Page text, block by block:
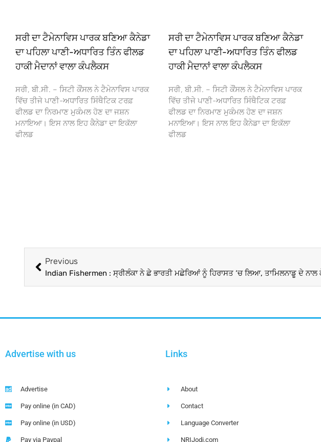
ਸਰੀ ਦਾ ਟੈਮੇਨਾਵਿਸ ਪਾਰਕ ਬਣਿਆ ਕੈਨੇਡਾ
ਦਾ ਪਹਿਲਾ ਪਾਣੀ-ਅਧਾਰਿਤ ਤਿੰਨ ਫੀਲਡ
ਹਾਕੀ ਮੈਦਾਨਾਂ ਵਾਲਾ ਕੰਪਲੈਕਸ
ਸਰੀ, ਬੀ.ਸੀ. – ਸਿਟੀ ਕੌਂਸਲ ਨੇ ਟੈਮੇਨਾਵਿਸ ਪਾਰਕ
ਵਿੱਚ ਤੀਜੇ ਪਾਣੀ-ਅਧਾਰਿਤ ਸਿੰਥੈਟਿਕ ਟਰਫ਼
ਫੀਲਡ ਦਾ ਨਿਰਮਾਣ ਮੁਕੰਮਲ ਹੋਣ ਦਾ ਜਸ਼ਨ
ਮਨਾਇਆ। ਇਸ ਨਾਲ ਇਹ ਕੈਨੇਡਾ ਦਾ ਇਕੱਲਾ
ਫੀਲਡ
ਸਰੀ ਦਾ ਟੈਮੇਨਾਵਿਸ ਪਾਰਕ ਬਣਿਆ ਕੈਨੇਡਾ
ਦਾ ਪਹਿਲਾ ਪਾਣੀ-ਅਧਾਰਿਤ ਤਿੰਨ ਫੀਲਡ
ਹਾਕੀ ਮੈਦਾਨਾਂ ਵਾਲਾ ਕੰਪਲੈਕਸ
ਸਰੀ, ਬੀ.ਸੀ. – ਸਿਟੀ ਕੌਂਸਲ ਨੇ ਟੈਮੇਨਾਵਿਸ ਪਾਰਕ
ਵਿੱਚ ਤੀਜੇ ਪਾਣੀ-ਅਧਾਰਿਤ ਸਿੰਥੈਟਿਕ ਟਰਫ਼
ਫੀਲਡ ਦਾ ਨਿਰਮਾਣ ਮੁਕੰਮਲ ਹੋਣ ਦਾ ਜਸ਼ਨ
ਮਨਾਇਆ। ਇਸ ਨਾਲ ਇਹ ਕੈਨੇਡਾ ਦਾ ਇਕੱਲਾ
ਫੀਲਡ
Previous
Advertise with us
Advertise
Pay online (in CAD)
Pay online (in USD)
Pay via Paypal
Links
About
Contact
Language Converter
NRIJodi.com